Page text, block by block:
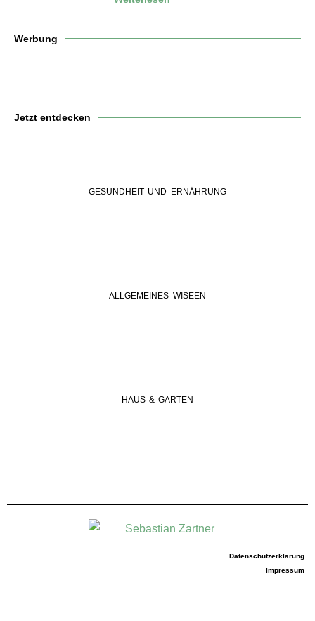
Werbung
Jetzt entdecken
GESUNDHEIT UND ERNÄHRUNG
ALLGEMEINES WISEEN
HAUS & GARTEN
Datenschutzerklärung
Impressum